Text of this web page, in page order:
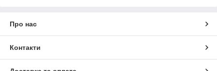
Про нас
Контакти